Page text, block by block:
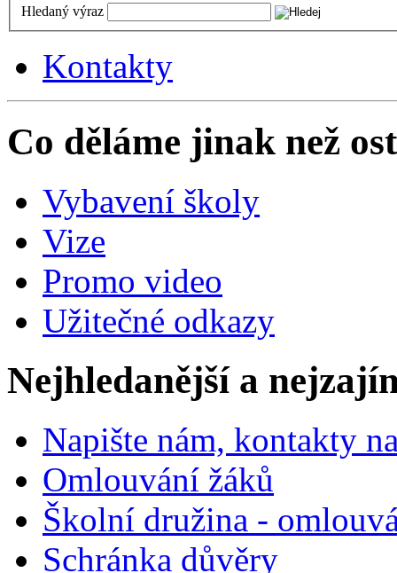
Hledaný výraz
Kontakty
Co děláme jinak než
Vybavení školy
Vize
Promo video
Užitečné odkazy
Nejhledanější a
Napište nám, kontakty
Omlouvání žáků
Školní družina -
Schránka důvěry